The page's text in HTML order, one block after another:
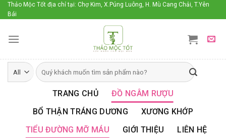
Skip
to
Thảo Mộc Tốt địa chỉ tại: Chợ Kim, X.Púng Luông, H. Mù Cang Chải, T.Yên
Bái
TRANG CHỦ
ĐỒ NGÂM RƯỢU
BỔ THẬN TRÁNG DƯƠNG
XƯƠNG KHỚP
TIỂU ĐƯỜNG MỠ MÁU
GIỚI THIỆU LIÊN HỆ